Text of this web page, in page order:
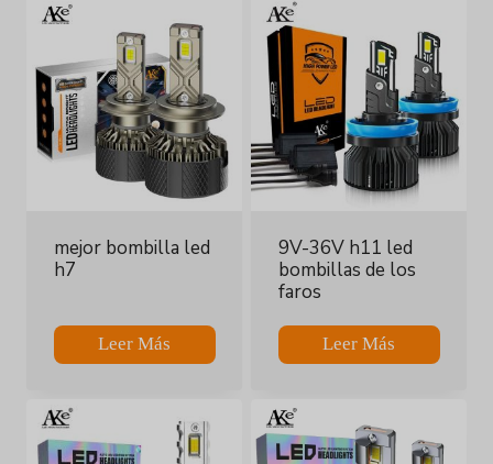
mejor bombilla led
h7
Leer Más
9V-36V h11 led
bombillas de los
faros
Leer Más